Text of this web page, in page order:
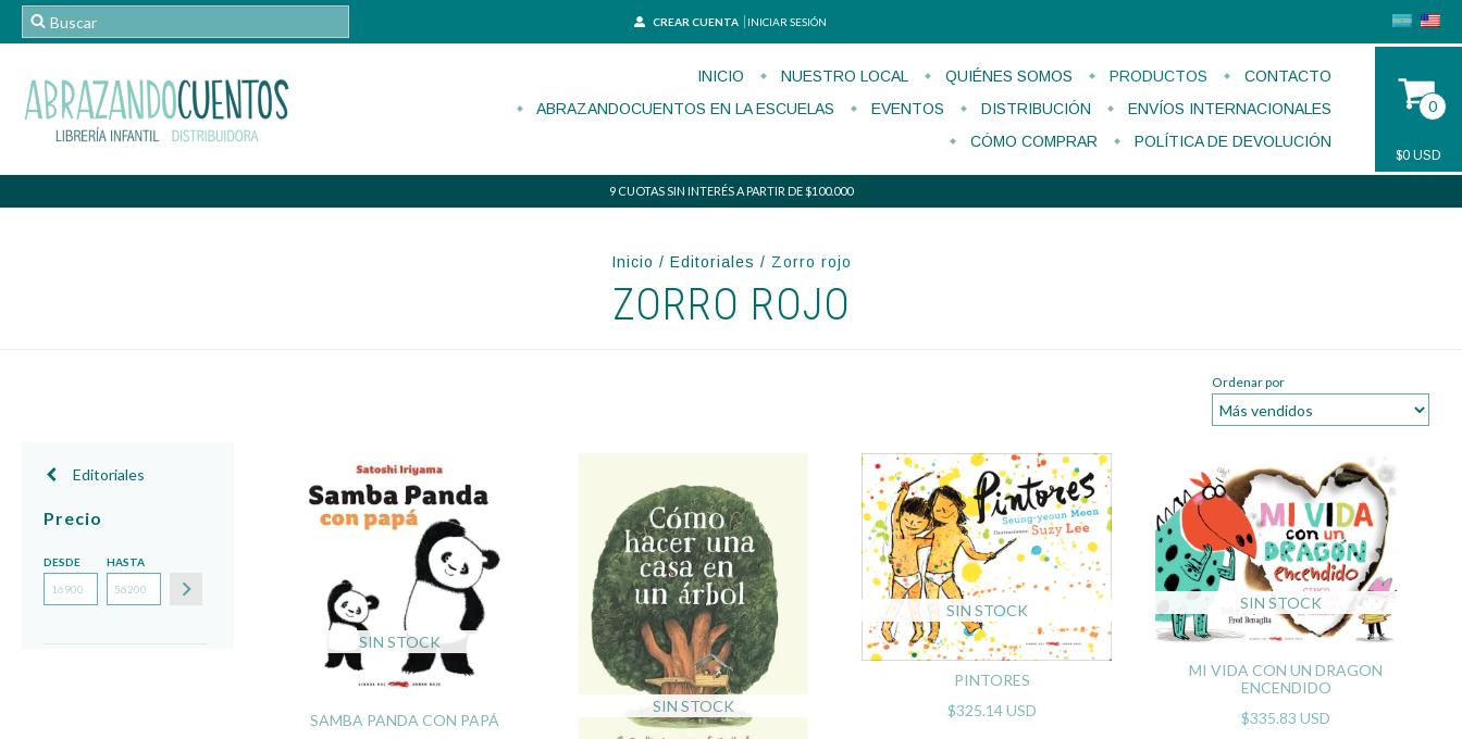
CREAR CUENTA INICIAR SESIÓN
INICIO NUESTRO LOCAL QUIÉNES SOMOS PRODUCTOS
CONTACTO
ABRAZANDOCUENTOS EN LA ESCUELAS
EVENTOS DISTRIBUCIÓN
ENVÍOS INTERNACIONALES
CÓMO COMPRAR
POLÍTICA DE DEVOLUCIÓN
0
$0 USD
9 CUOTAS SIN INTERÉS A PARTIR DE $100.000
Inicio / Editoriales / Zorro rojo
ZORRO ROJO
Ordenar por
Editoriales
Precio
DESDE HASTA
SIN STOCK
SAMBA PANDA CON PAPÁ
SIN STOCK
SIN STOCK
PINTORES
$325.14 USD
SIN STOCK
MI VIDA CON UN DRAGON
ENCENDIDO
$335.83 USD